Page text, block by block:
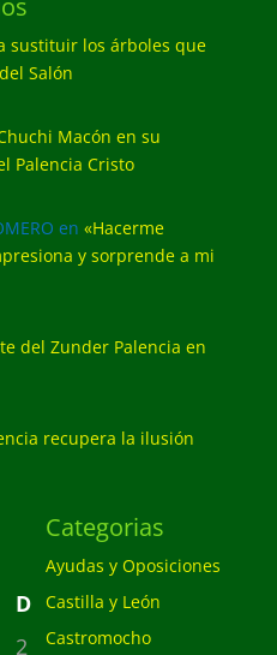
sustituir los árboles que
Salón
Macón en su
Palencia Cristo
en «Hacerme
y sorprende a mi
del Zunder Palencia en
recupera la ilusión
D
2
Categorias
Ayudas y Oposiciones
Castilla y León
Castromocho